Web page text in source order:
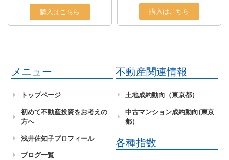
メニュー
トップページ
初めて不動産投資をお考えの
方へ
浅井佐知子プロフィール
ブログ一覧
不動産関連情報
土地成約動向（東京都）
中古マンション成約動向(東京
都）
各種指数
購入はこちら 購入はこちら